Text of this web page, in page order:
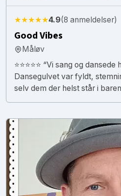
★★★★★4.9(8 anmeldelser)
Good Vibes
Måløv
⭐️⭐️⭐️⭐️⭐️ “Vi sang og
Dansegulvet var fyldt,
selv dem der helst står i